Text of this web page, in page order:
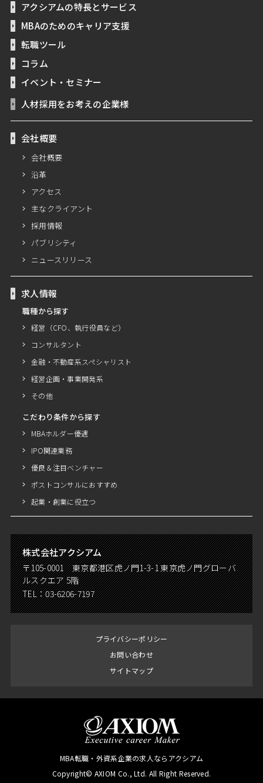
アクシアムの特長とサービス
MBAのためのキャリア支援
転職ツール
コラム
イベント・セミナー
人材採用をお考えの企業様
会社概要
会社概要
沿革
アクセス
主なクライアント
採用情報
パブリシティ
ニュースリリース
求人情報
職種から探す
経営（CFO、執行役員など）
コンサルタント
金融・不動産系スペシャリスト
経営企画・事業開発系
その他
こだわり条件から探す
MBAホルダー優遇
IPO関連業務
優良＆注目ベンチャー
ポストコンサルにおすすめ
起業・創業に役立つ
株式会社アクシアム
〒105-0001 東京都港区虎ノ門1-3-1 東京虎ノ門グローバ
ルスクエア 5階
TEL：03-6206-7197
プライバシーポリシー
お問い合わせ
サイトマップ
MBA転職・外資系企業の求人ならアクシアム
Copyright© AXIOM Co., Ltd. All Right Reserved.